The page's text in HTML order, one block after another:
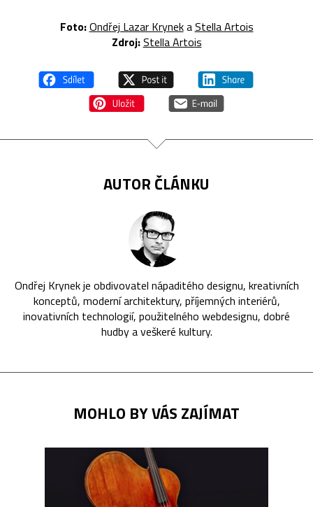
Foto:Ondřej Lazar KrynekaStella Artois
Zdroj:Stella Artois
AUTOR ČLÁNKU
Ondřej Krynek je obdivovatel nápaditého designu, kreativních
konceptů, moderní architektury, příjemných interiérů,
inovativních technologií, použitelného webdesignu, dobré
hudby a veškeré kultury.
MOHLO BY VÁS ZAJÍMAT